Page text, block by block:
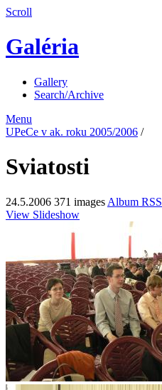
Scroll
Galéria
Gallery
Search/Archive
Menu
UPeCe v ak. roku 2005/2006 /
Sviatosti
24.5.2006 371 images Album RSS
View Slideshow